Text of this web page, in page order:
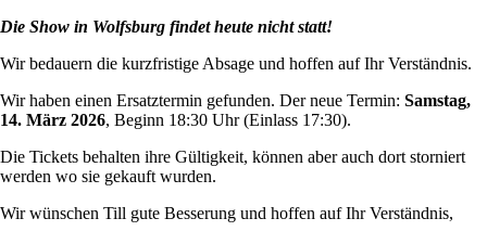
Die Show in Wolfsburg findet heute nicht statt!
Wir bedauern die kurzfristige Absage und hoffen auf Ihr Verständnis.
Wir haben einen Ersatztermin gefunden. Der neue Termin: Samstag,
14. März 2026, Beginn 18:30 Uhr (Einlass 17:30).
Die Tickets behalten ihre Gültigkeit, können aber auch dort storniert
werden wo sie gekauft wurden.
Wir wünschen Till gute Besserung und hoffen auf Ihr Verständnis,